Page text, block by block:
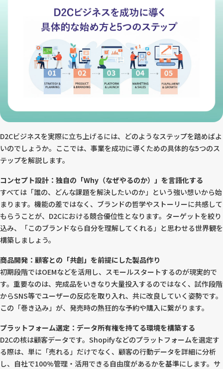
D2Cビジネスを実際に立ち上げるには、どのようなステップを踏めばよ
いのでしょうか。ここでは、事業を成功に導くための具体的な5つのス
テップを解説します。
コンセプト設計：独自の「Why（なぜやるのか）」を言語化する
すべては「誰の、どんな課題を解決したいのか」という強い想いから始
まります。機能の差ではなく、ブランドの哲学やストーリーに共感して
もらうことが、D2Cにおける競合優位性となります。ターゲットを絞り
込み、「このブランドなら自分を理解してくれる」と思わせる世界観を
構築しましょう。
商品開発：顧客との「共創」を前提にした製品作り
初期段階ではOEMなどを活用し、スモールスタートするのが現実的で
す。重要なのは、完成品をいきなり大量投入するのではなく、試作段階
からSNS等でユーザーの反応を取り入れ、共に改良していく姿勢です。
この「巻き込み」が、発売時の熱狂的な予約や購入に繋がります。
プラットフォーム選定：データ所有権を持てる環境を構築する
D2Cの核は顧客データです。Shopifyなどのプラットフォームを選定す
る際は、単に「売れる」だけでなく、顧客の行動データを詳細に分析
し、自社で100%管理・活用できる自由度があるかを基準にします。サ